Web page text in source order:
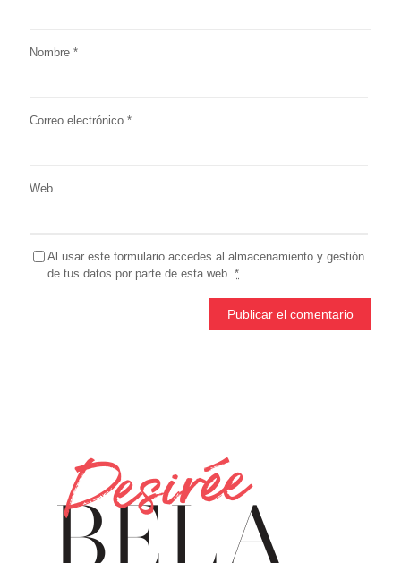
Nombre *
Correo electrónico *
Web
Al usar este formulario accedes al almacenamiento y gestión
de tus datos por parte de esta web. *